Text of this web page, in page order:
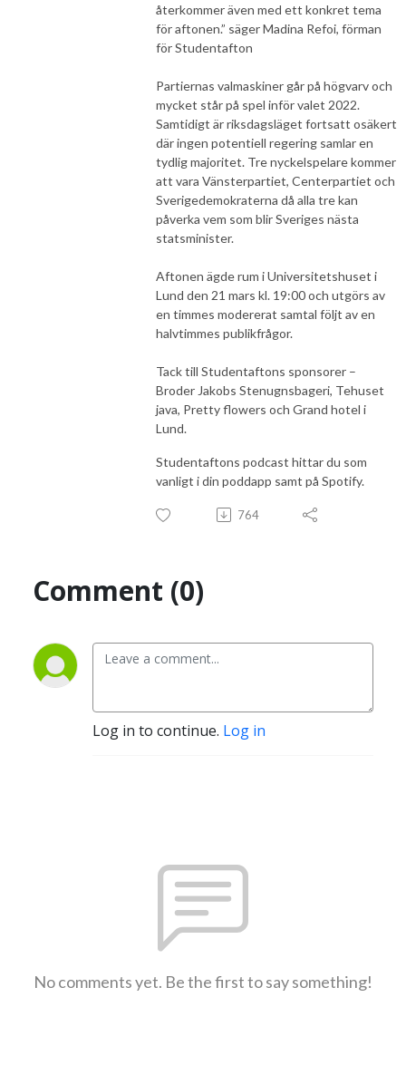
återkommer även med ett konkret tema
för aftonen.” säger Madina Refoi, förman
för Studentafton
Partiernas valmaskiner går på högvarv och
mycket står på spel inför valet 2022.
Samtidigt är riksdagsläget fortsatt osäkert
där ingen potentiell regering samlar en
tydlig majoritet. Tre nyckelspelare kommer
att vara Vänsterpartiet, Centerpartiet och
Sverigedemokraterna då alla tre kan
påverka vem som blir Sveriges nästa
statsminister.
Aftonen ägde rum i Universitetshuset i
Lund den 21 mars kl. 19:00 och utgörs av
en timmes modererat samtal följt av en
halvtimmes publikfrågor.
Tack till Studentaftons sponsorer –
Broder Jakobs Stenugnsbageri, Tehuset
java, Pretty flowers och Grand hotel i
Lund.
Studentaftons podcast hittar du som
vanligt i din poddapp samt på Spotify.
764
Comment (0)
Log in to continue. Log in
No comments yet. Be the first to say something!